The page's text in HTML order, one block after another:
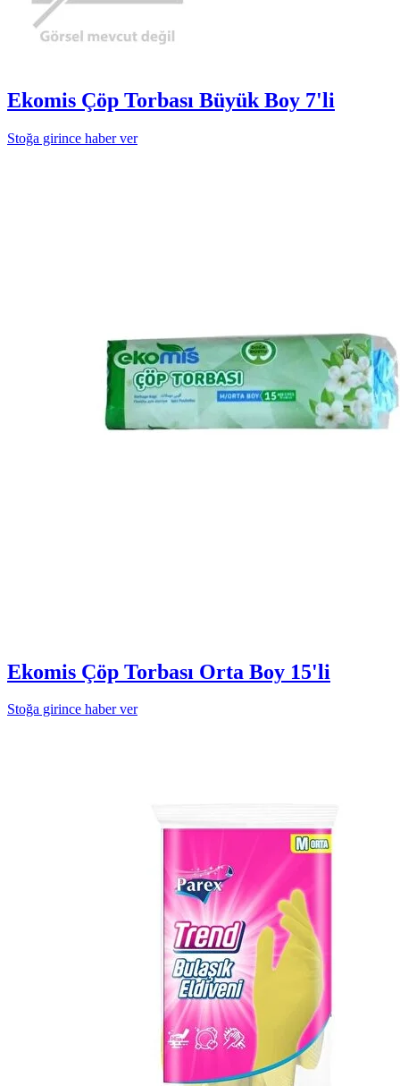
Ekomis Çöp Torbası Büyük Boy 7'li
Stoğa girince haber ver
Ekomis Çöp Torbası Orta Boy 15'li
Stoğa girince haber ver